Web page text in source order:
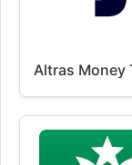
Altras Money